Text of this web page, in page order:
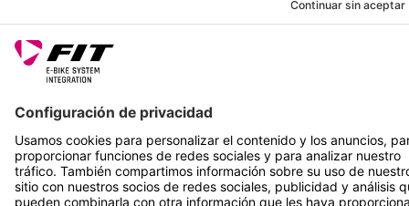
AVISO LEGAL
SERVICIOS